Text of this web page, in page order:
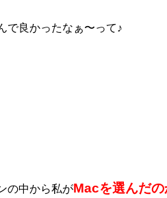
で良かったなぁ〜って♪
の中から私がMacを選んだの